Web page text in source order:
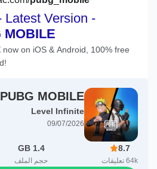
PUBG MOBILE
Level Infinite
09/07/2026
8.7
64k تعليقات
1.4 GB
حجم الملف